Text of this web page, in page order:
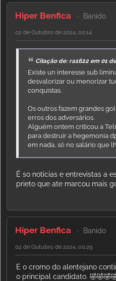
Hiper Benfica Banido
02 de Outubro de 2024, 00:14
Citação de: ra1622 em 01
Existe un interesse sub
desvalorizar ou menorizar
conquistas.
Os outros fazem grandes
erros dos adversários.
Alguém ontem criticou a
para destruir a hegemonia
em nada, só no salário que
É so noticias e entrevistas a
prieto que ate marcou mais
Hiper Benfica Banido
02 de Outubro de 2024, 00:29
E o cromo do alentejano
o principal candidato.